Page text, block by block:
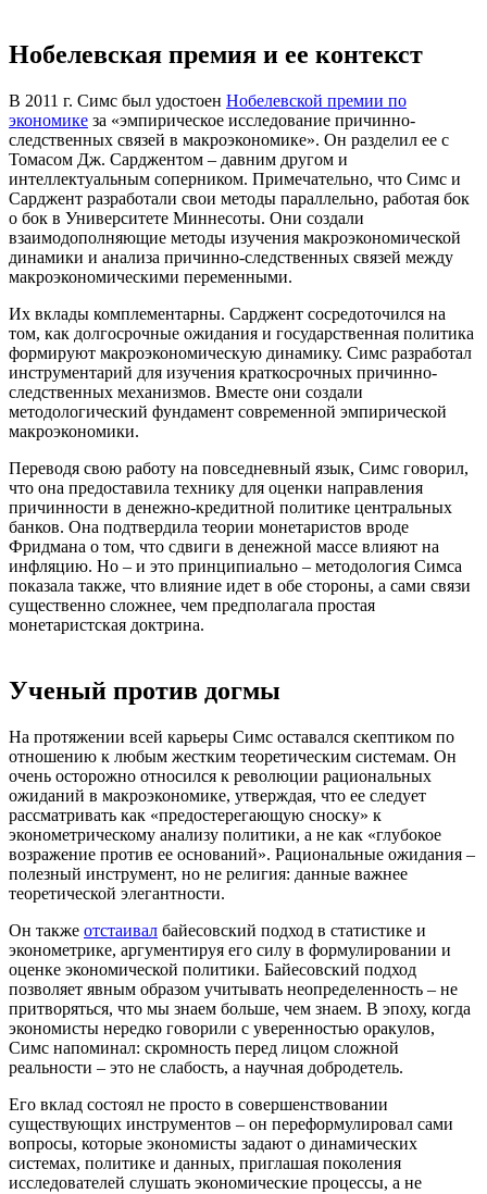
Нобелевская премия и ее контекст
В 2011 г. Симс был удостоен Нобелевской премии по
экономике за «эмпирическое исследование причинно-
следственных связей в макроэкономике». Он разделил ее с
Томасом Дж. Сарджентом – давним другом и
интеллектуальным соперником. Примечательно, что Симс и
Сарджент разработали свои методы параллельно, работая бок
о бок в Университете Миннесоты. Они создали
взаимодополняющие методы изучения макроэкономической
динамики и анализа причинно-следственных связей между
макроэкономическими переменными.
Их вклады комплементарны. Сарджент сосредоточился на
том, как долгосрочные ожидания и государственная политика
формируют макроэкономическую динамику. Симс разработал
инструментарий для изучения краткосрочных причинно-
следственных механизмов. Вместе они создали
методологический фундамент современной эмпирической
макроэкономики.
Переводя свою работу на повседневный язык, Симс говорил,
что она предоставила технику для оценки направления
причинности в денежно-кредитной политике центральных
банков. Она подтвердила теории монетаристов вроде
Фридмана о том, что сдвиги в денежной массе влияют на
инфляцию. Но – и это принципиально – методология Симса
показала также, что влияние идет в обе стороны, а сами связи
существенно сложнее, чем предполагала простая
монетаристская доктрина.
Ученый против догмы
На протяжении всей карьеры Симс оставался скептиком по
отношению к любым жестким теоретическим системам. Он
очень осторожно относился к революции рациональных
ожиданий в макроэкономике, утверждая, что ее следует
рассматривать как «предостерегающую сноску» к
эконометрическому анализу политики, а не как «глубокое
возражение против ее оснований». Рациональные ожидания –
полезный инструмент, но не религия: данные важнее
теоретической элегантности.
Он также отстаивал байесовский подход в статистике и
эконометрике, аргументируя его силу в формулировании и
оценке экономической политики. Байесовский подход
позволяет явным образом учитывать неопределенность – не
притворяться, что мы знаем больше, чем знаем. В эпоху, когда
экономисты нередко говорили с уверенностью оракулов,
Симс напоминал: скромность перед лицом сложной
реальности – это не слабость, а научная добродетель.
Его вклад состоял не просто в совершенствовании
существующих инструментов – он переформулировал сами
вопросы, которые экономисты задают о динамических
системах, политике и данных, приглашая поколения
исследователей слушать экономические процессы, а не